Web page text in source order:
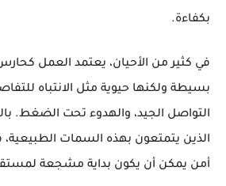
بكفاءة.
في كثير من الأحيان، يعتمد العمل
بسيطة ولكنها حيوية مثل الانتباه
التواصل الجيد، والهدوء تحت الضغط.
الذين يتمتعون بهذه السمات
أمن يمكن أن يكون بداية مشجعة